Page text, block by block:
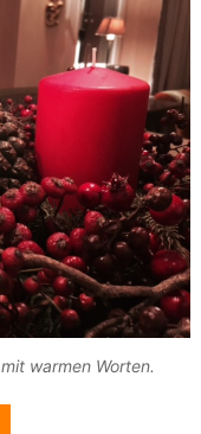
warmen Worten.